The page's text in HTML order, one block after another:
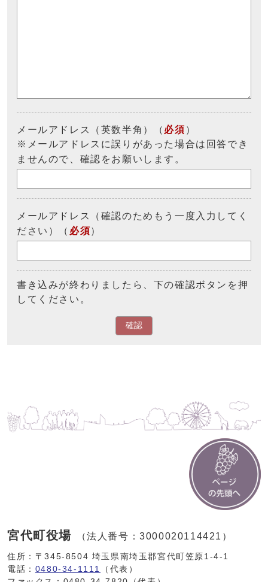
メールアドレス（英数半角）（ 必須 ）
※メールアドレスに誤りがあった場合は回答でき
ませんので、確認をお願いします。
メールアドレス（確認のためもう一度入力してく
ださい）（ 必須）
書き込みが終わりましたら、下の確認ボタンを押
してください。
確認
宮代町役場 （法人番号：3000020114421）
住所：〒345-8504 埼玉県南埼玉郡宮代町笠原1-4-1
電話： 0480-34-1111
（代表）